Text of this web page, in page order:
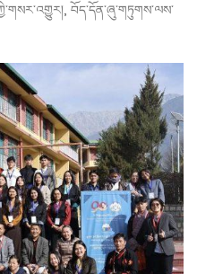
བོད་དོན་ཞུ་གཏུགས་ལས་